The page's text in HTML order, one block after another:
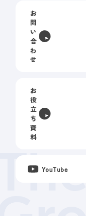
お
問
い
合
わ
せ
お
役
立
ち
資
料
YouTube